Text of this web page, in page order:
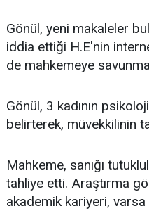
Gönül, yeni makaleler
iddia ettiği H.E'nin
de mahkemeye
Gönül, 3 kadının
belirterek, müvekkilinin
Mahkeme, sanığı
tahliye etti. Araştırma
akademik kariyeri,